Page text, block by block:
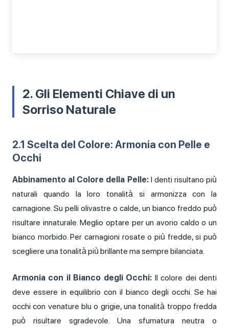
2. Gli Elementi Chiave di un
Sorriso Naturale
2.1 Scelta del Colore: Armonia con Pelle e
Occhi
Abbinamento al Colore della Pelle:I denti risultano più
naturali quando la loro tonalità si armonizza con la
carnagione. Su pelli olivastre o calde, un bianco freddo può
risultare innaturale. Meglio optare per un avorio caldo o un
bianco morbido. Per carnagioni rosate o più fredde, si può
scegliere una tonalità più brillante ma sempre bilanciata.
Armonia con il Bianco degli Occhi: Il colore dei denti
deve essere in equilibrio con il bianco degli occhi. Se hai
occhi con venature blu o grigie, una tonalità troppo fredda
può risultare sgradevole. Una sfumatura neutra o